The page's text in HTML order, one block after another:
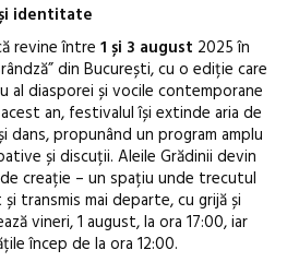
identitate
revine între 1 și 3 august 2025 în
din București, cu o ediție care
al diasporei și vocile contemporane
an, festivalul își extinde aria de
dans, propunând un program amplu
și discuții. Aleile Grădinii devin
creație – un spațiu unde trecutul
transmis mai departe, cu grijă și
vineri, 1 august, la ora 17:00, iar
încep de la ora 12:00.